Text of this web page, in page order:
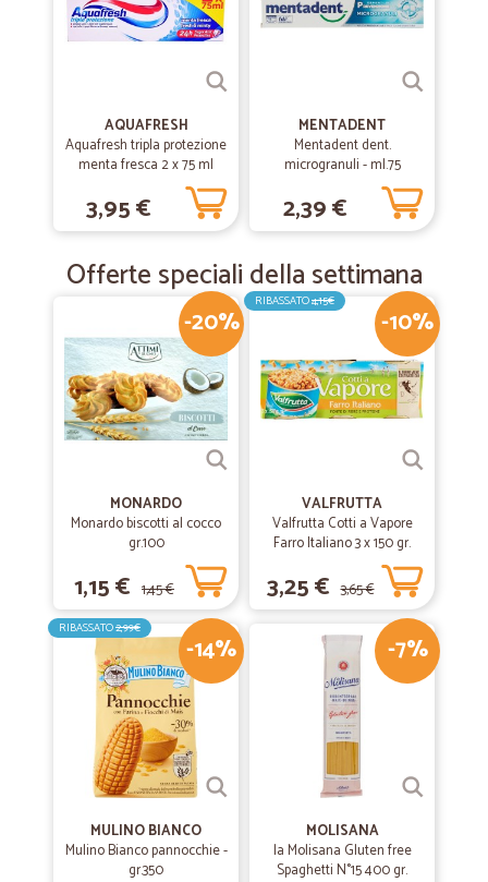
AQUAFRESH
Aquafresh tripla protezione
menta fresca 2 x 75 ml
3,95 €
MENTADENT
Mentadent dent.
microgranuli - ml.75
2,39 €
Offerte speciali della settimana
-20%
MONARDO
Monardo biscotti al cocco
gr.100
1,15 € 1,45 €
-10%
RIBASSATO4,15€
VALFRUTTA
Valfrutta Cotti a Vapore
Farro Italiano 3 x 150 gr.
3,25 € 3,65 €
-14%
RIBASSATO2,99€
MULINO BIANCO
Mulino Bianco pannocchie -
gr.350
-7%
MOLISANA
la Molisana Gluten free
Spaghetti N°15 400 gr.